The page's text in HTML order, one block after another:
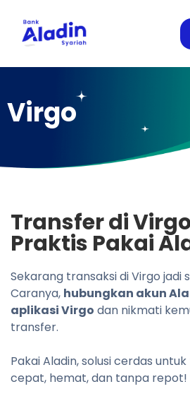
Virgo
Transfer di
Praktis Pakai
Sekarang transaksi di Virgo jadi
Caranya, hubungkan akun
aplikasi Virgo dan nikmati
transfer.
Pakai Aladin, solusi cerdas
cepat, hemat, dan tanpa repot!